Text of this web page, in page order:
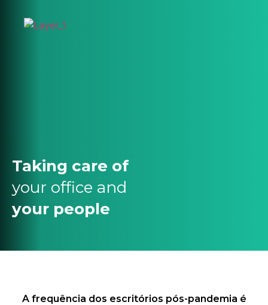
Taking care of
your office and
your people
A frequência dos escritórios pós-pandemia é